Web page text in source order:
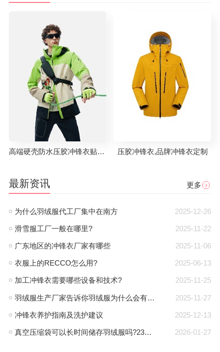
高端硬壳防水压胶冲锋衣贴牌代工 压胶冲锋衣,品牌冲锋衣定制
最新资讯 更多
2025-12-26
为什么羽绒服代工厂集中在南方
2025-11-22
滑雪服工厂一般在哪里?
2025-11-06
广东地区的冲锋衣厂家有哪些
2025-06-13
衣服上的RECCO怎么用?
2025-11-25
加工冲锋衣需要哪些设备和技术?
2025-11-27
羽绒服生产厂家告诉你羽绒服为什么会有钻绒？
2025-12-13
冲锋衣养护指南及洗护建议
2026-01-27
真空压缩袋可以长时间储存羽绒服吗?23年工厂专业解答